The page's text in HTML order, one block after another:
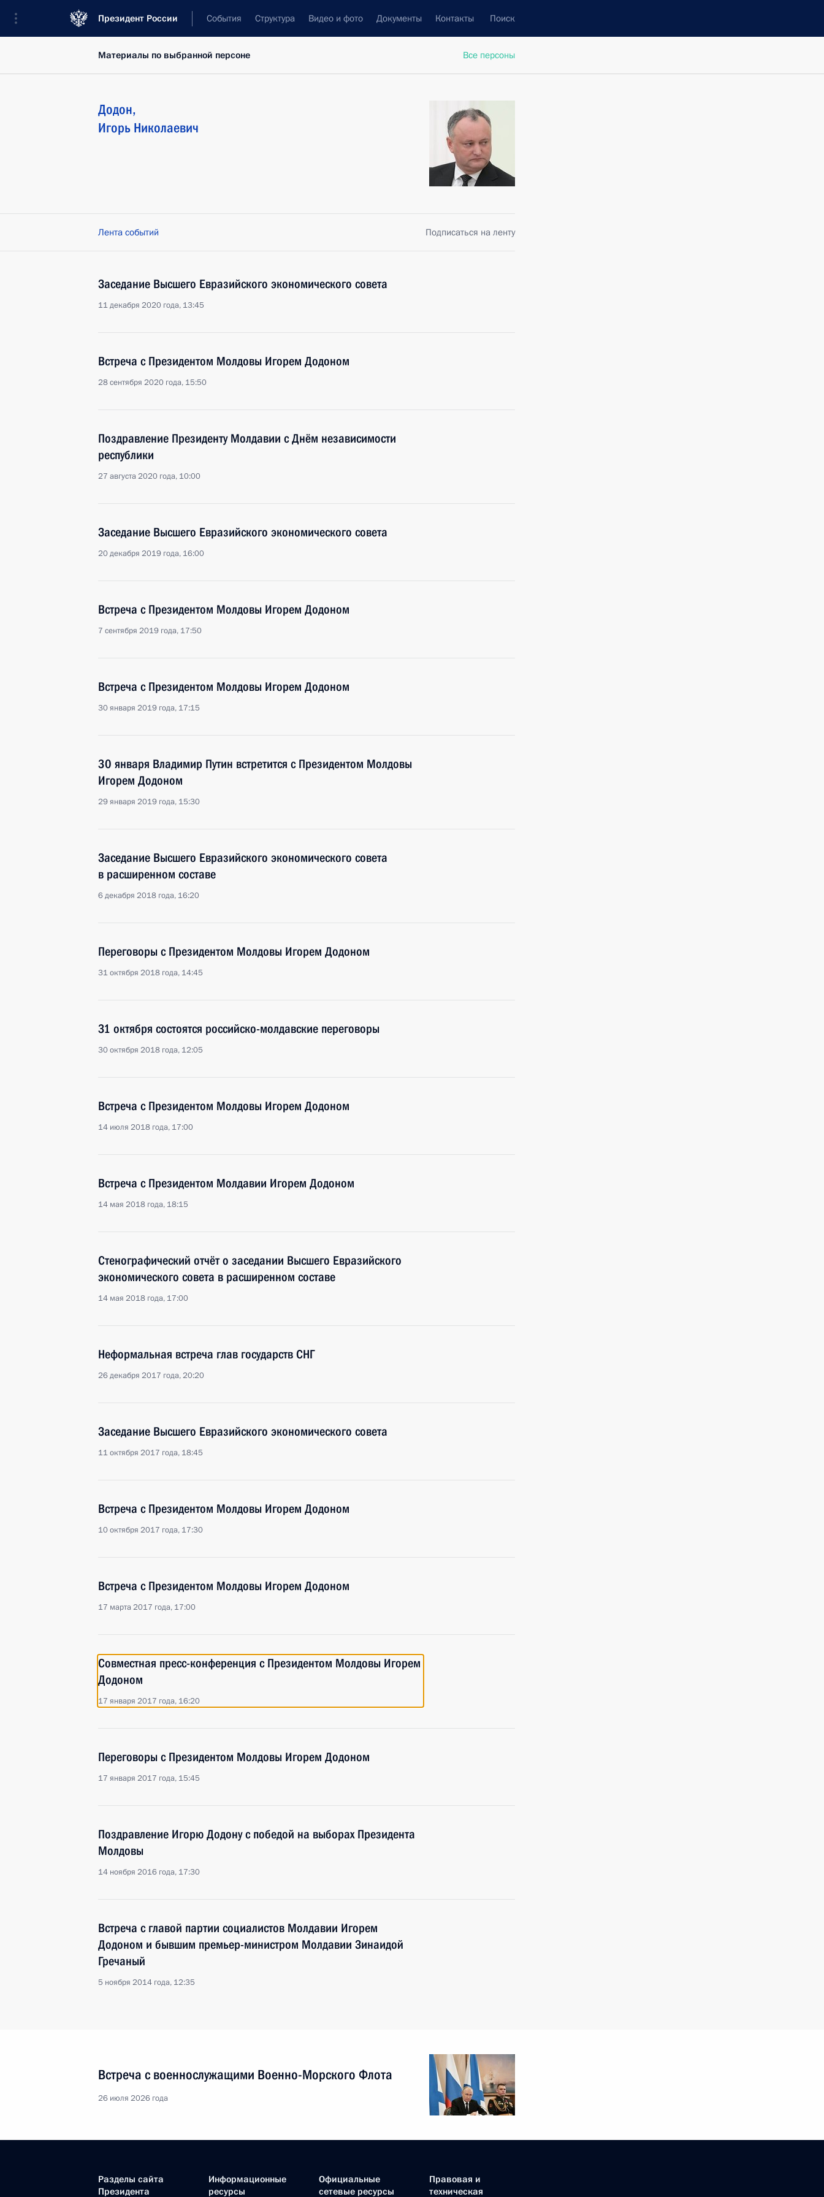
Президент России События Структура Видео и фото Документы Контакты Поиск
Все персоны
Материалы по выбранной персоне
Додон,
Игорь Николаевич
Лента событий Подписаться на ленту
Заседание Высшего Евразийского экономического совета
11 декабря 2020 года, 13:45
Встреча с Президентом Молдовы Игорем Додоном
28 сентября 2020 года, 15:50
Поздравление Президенту Молдавии с Днём независимости
республики
27 августа 2020 года, 10:00
Заседание Высшего Евразийского экономического совета
20 декабря 2019 года, 16:00
Встреча с Президентом Молдовы Игорем Додоном
7 сентября 2019 года, 17:50
Встреча с Президентом Молдовы Игорем Додоном
30 января 2019 года, 17:15
30 января Владимир Путин встретится с Президентом Молдовы
Игорем Додоном
29 января 2019 года, 15:30
Заседание Высшего Евразийского экономического совета
в расширенном составе
6 декабря 2018 года, 16:20
Переговоры с Президентом Молдовы Игорем Додоном
31 октября 2018 года, 14:45
31 октября состоятся российско-молдавские переговоры
30 октября 2018 года, 12:05
Встреча с Президентом Молдовы Игорем Додоном
14 июля 2018 года, 17:00
Встреча с Президентом Молдавии Игорем Додоном
14 мая 2018 года, 18:15
Стенографический отчёт о заседании Высшего Евразийского
экономического совета в расширенном составе
14 мая 2018 года, 17:00
Неформальная встреча глав государств СНГ
26 декабря 2017 года, 20:20
Заседание Высшего Евразийского экономического совета
11 октября 2017 года, 18:45
Встреча с Президентом Молдовы Игорем Додоном
10 октября 2017 года, 17:30
Встреча с Президентом Молдовы Игорем Додоном
17 марта 2017 года, 17:00
Совместная пресс-конференция с Президентом Молдовы Игорем
Додоном
17 января 2017 года, 16:20
Переговоры с Президентом Молдовы Игорем Додоном
17 января 2017 года, 15:45
Поздравление Игорю Додону с победой на выборах Президента
Молдовы
14 ноября 2016 года, 17:30
Встреча с главой партии социалистов Молдавии Игорем
Додоном и бывшим премьер-министром Молдавии Зинаидой
Гречаный
5 ноября 2014 года, 12:35
Встреча с военнослужащими Военно-Морского Флота
26 июля 2026 года
Разделы сайта
Президента
Информационные
ресурсы
Официальные
сетевые ресурсы
Правовая и
техническая